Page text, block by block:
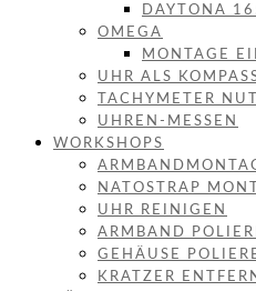
DAYTONA
OMEGA
MONTAGE
UHR ALS
TACHYMETER
UHREN-MESSEN
WORKSHOPS
NATOSTRAP
UHR REINIGEN
ARMBAND
GEHÄUSE
KRATZER